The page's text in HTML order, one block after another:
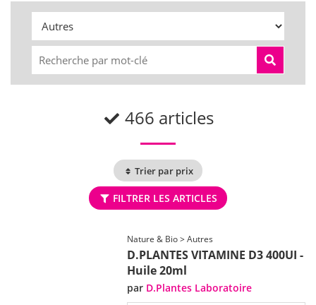
466 articles
Trier par prix
FILTRER LES ARTICLES
Nature & Bio > Autres
D.PLANTES VITAMINE D3 400UI -
Huile 20ml
par D.Plantes Laboratoire